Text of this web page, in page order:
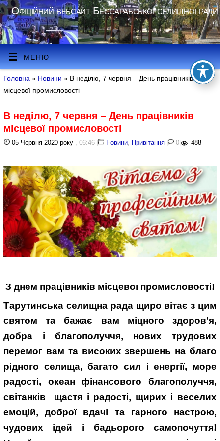
Офіційний вебсайт Бессарабської селищної ради
МЕНЮ
Головна » Новини » В неділю, 7 червня – День працівників
місцевої промисловості
В неділю, 7 червня – День працівників
місцевої промисловості
05 Червня 2020 року , 06:46 | Новини, Привітання | 0 | 488
З днем працівників місцевої промисловості!
Тарутинська селищна рада щиро вітає з цим
святом та бажає вам міцного здоров’я,
добра і благополуччя, нових трудових
перемог вам та високих звершень на благо
рідного селища, багато сил і енергії, море
радості, океан фінансового благополуччя,
світанків щастя і радості, щирих і веселих
емоцій, доброї вдачі та гарного настрою,
чудових ідей і бадьорого самопочуття!